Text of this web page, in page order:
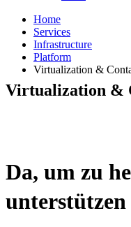
Home
Services
Infrastructure
Platform
Virtualization &
Virtualization &
Da, um zu
unterstützen